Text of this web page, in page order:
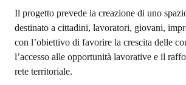
Il progetto prevede la creazione di uno
destinato a cittadini, lavoratori, giovani,
con l’obiettivo di favorire la crescita delle
l’accesso alle opportunità lavorative e il
rete territoriale.